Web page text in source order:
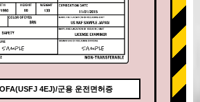
4EJ)/군용 운전면허증